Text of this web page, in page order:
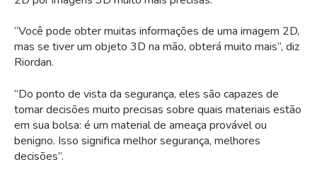
“Você pode obter muitas informações de uma imagem 2D,
mas se tiver um objeto 3D na mão, obterá muito mais”, diz
Riordan.
“Do ponto de vista da segurança, eles são capazes de
tomar decisões muito precisas sobre quais materiais estão
em sua bolsa: é um material de ameaça provável ou
benigno. Isso significa melhor segurança, melhores
decisões”.